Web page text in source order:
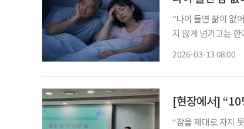
“나이 들면 잚이 없
지 않게 넘기고는
2026-03-13 08:00
“잠을 제대로 자지